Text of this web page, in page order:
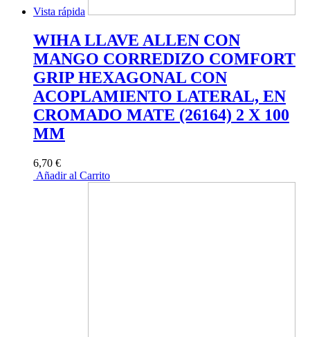
Vista rápida
WIHA LLAVE ALLEN CON
MANGO CORREDIZO COMFORT
GRIP HEXAGONAL CON
ACOPLAMIENTO LATERAL, EN
CROMADO MATE (26164) 2 X 100
MM
6,70 €
Añadir al Carrito